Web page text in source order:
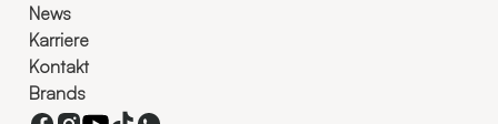
News
Karriere
Kontakt
Brands